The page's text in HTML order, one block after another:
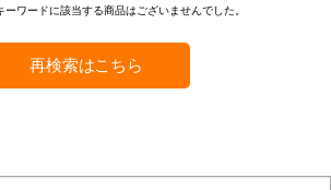
ワードに該当する商品はございませんでした。
再検索はこちら